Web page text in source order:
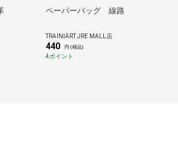
ペーパーバッグ 線路
TRAINIART JRE MALL店
440 円 (税込)
4ポイント